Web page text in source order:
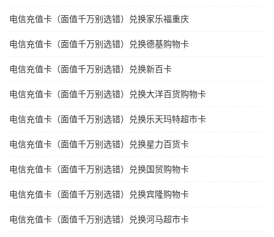
电信充值卡（面值千万别选错）兑换家乐福重庆
电信充值卡（面值千万别选错）兑换德基购物卡
电信充值卡（面值千万别选错）兑换新百卡
电信充值卡（面值千万别选错）兑换大洋百货购物卡
电信充值卡（面值千万别选错）兑换乐天玛特超市卡
电信充值卡（面值千万别选错）兑换星力百货卡
电信充值卡（面值千万别选错）兑换国贸购物卡
电信充值卡（面值千万别选错）兑换宾隆购物卡
电信充值卡（面值千万别选错）兑换河马超市卡